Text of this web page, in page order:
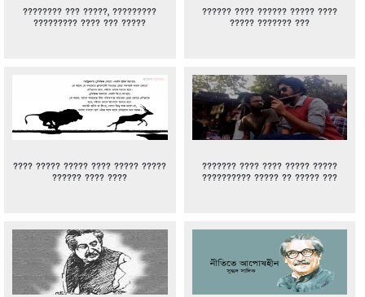
???????? ??? ?????, ?????????
????????? ???? ??? ?????
?????? ???? ?????? ????? ????
????? ??????? ???
???? ????? ????? ???? ????? ?????
?????? ???? ????
??????? ???? ???? ????? ?????
?????????? ????? ?? ????? ???